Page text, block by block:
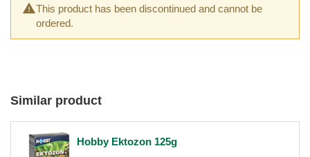
This product has been discontinued and cannot be
ordered.
Similar product
Hobby Ektozon 125g